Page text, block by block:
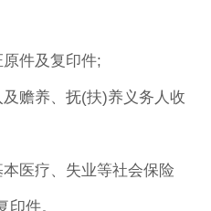
件及复印件;
赡养、抚(扶)养义务人收
医疗、失业等社会保险
件。